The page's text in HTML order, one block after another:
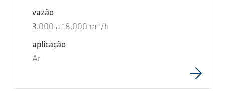
vazão
3.000 a 18.000 m 3 /h
aplicação
Ar